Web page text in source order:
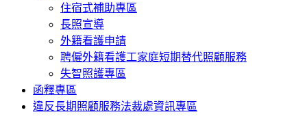
住宿式補助專區
長照宣導
外籍看護申請
聘僱外籍看護工家庭短期替代照顧服務
失智照護專區
函釋專區
違反長期照顧服務法裁處資訊專區